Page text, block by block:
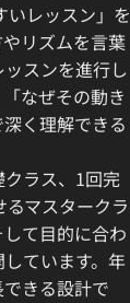
いレッスン」を
リズムを言葉
スンを進行し
なぜその動き
く理解できる
ラス、1回完
マスタークラ
て目的に合わ
ています。年
きる設計で